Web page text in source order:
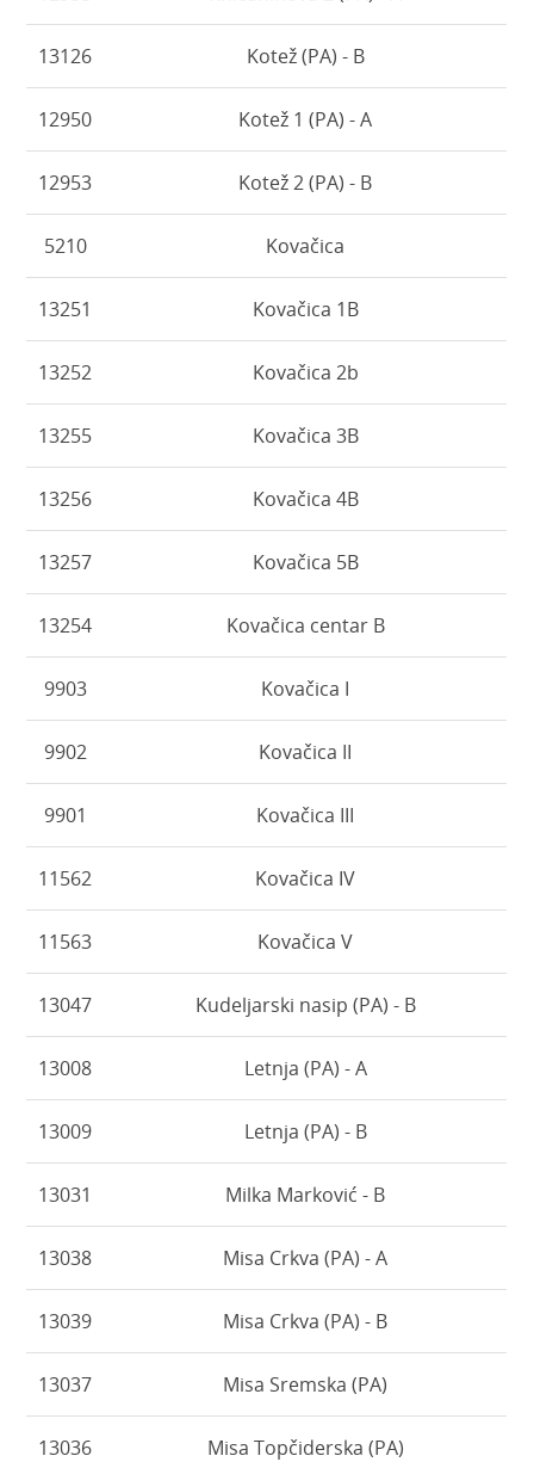
13126 Kotež (PA) - B
12950 Kotež 1 (PA) - A
12953 Kotež 2 (PA) - B
5210 Kovačica
13251 Kovačica 1B
13252 Kovačica 2b
13255 Kovačica 3B
13256 Kovačica 4B
13257 Kovačica 5B
13254 Kovačica centar B
9903 Kovačica I
9902 Kovačica II
9901 Kovačica III
11562 Kovačica IV
11563 Kovačica V
13047 Kudeljarski nasip (PA) - B
13008 Letnja (PA) - A
13009 Letnja (PA) - B
13031 Milka Marković - B
13038 Misa Crkva (PA) - A
13039 Misa Crkva (PA) - B
13037 Misa Sremska (PA)
13036 Misa Topčiderska (PA)